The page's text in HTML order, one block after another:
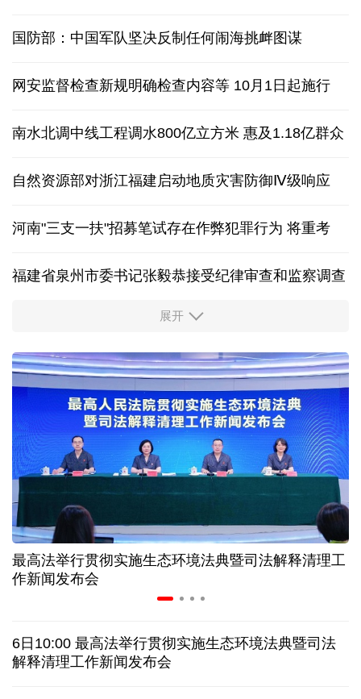
国防部：中国军队坚决反制任何闹海挑衅图谋
网安监督检查新规明确检查内容等 10月1日起施行
南水北调中线工程调水800亿立方米 惠及1.18亿群众
自然资源部对浙江福建启动地质灾害防御Ⅳ级响应
河南"三支一扶"招募笔试存在作弊犯罪行为 将重考
福建省泉州市委书记张毅恭接受纪律审查和监察调查
东航：国内客票提前14天免费退改
近346亿元 广东电网交出上半年投资建设亮眼答卷
31省份上半年外贸成绩单出炉 见证产业提质跃迁
比一张A4纸还要薄！我国高端钢材迎来密集突破
让药品更好触达患者 多款新药选择网络平台首发
7月份中国仓储指数保持扩张 行业运行韧性较强
乌总统呼吁向乌提供更多导弹 特朗普：我们也想要
展开
最高法举行贯彻实施生态环境法典暨司法解释清理工
作新闻发布会
6日10:00 最高法举行贯彻实施生态环境法典暨司法
解释清理工作新闻发布会